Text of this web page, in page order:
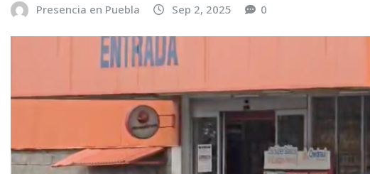
Presencia en Puebla Sep 2, 2025 0